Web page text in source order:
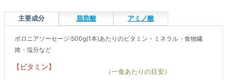
主要成分 脂肪酸 アミノ酸
ボロニアソーセージ:500g(1本)あたりのビタミン・ミネラル・食物繊
維・塩分など
【ビタミン】
（一食あたりの目安）